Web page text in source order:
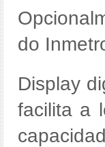
do
Display
facilita a